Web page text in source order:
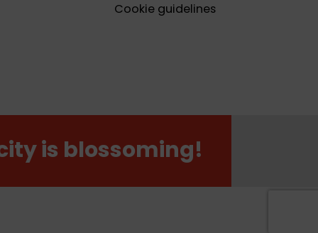
Cookie guidelines
is blossoming!